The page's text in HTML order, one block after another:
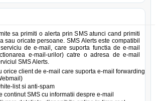
sa primiti o alerta prin SMS atunci cand primiti
sau oricate persoane. SMS Alerts este compatibil
de e-mail, care suporta functia de e-mail
e-mail-urilor) catre o adresa de e-mail
SMS Alerts.
orice client de e-mail care suporta e-mail forwarding
list si anti-spam
continut SMS cu informatii despre e-mail